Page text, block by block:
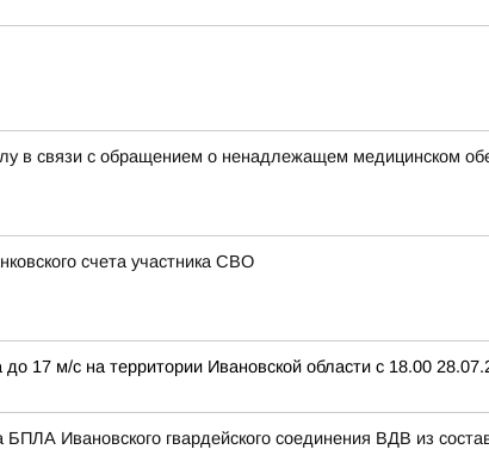
в связи с обращением о ненадлежащем медицинском
счета участника СВО
17 м/с на территории Ивановской области с 18.00
Ивановского гвардейского соединения ВДВ из